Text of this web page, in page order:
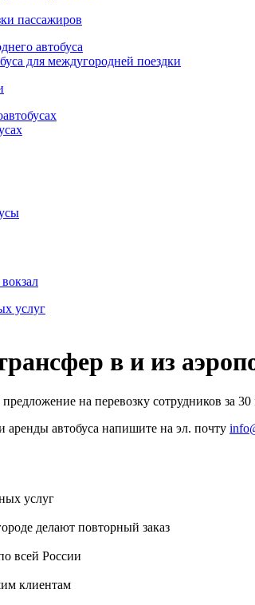
пассажиров
автобуса
для междугородней поездки
услуг
в и из
на перевозку сотрудников за
аренды автобуса напишите на эл. почту
услуг
делают повторный заказ
всей России
клиентам